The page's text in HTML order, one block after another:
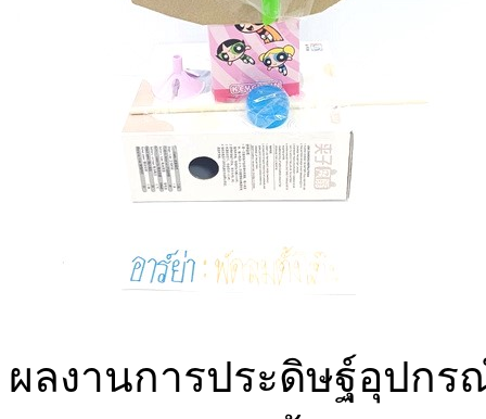
ผลงานการประดิษฐ์อุปกร